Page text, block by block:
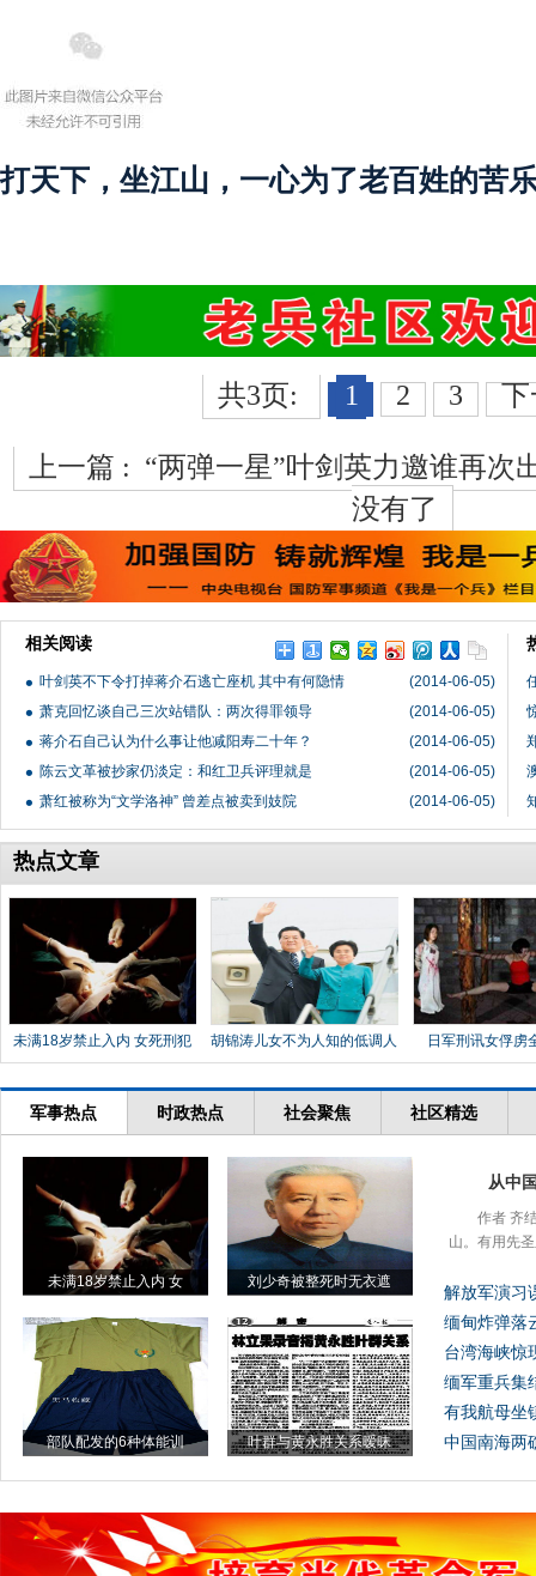
打天下，坐江山，一心为了老百姓的苦
共3页: 1 2 3 下
上一篇 : “两弹一星”叶剑英力邀谁再次
没有了
相关阅读
(2014-06-05)
叶剑英不下令打掉蒋介石逃亡座机 其中有何隐情
(2014-06-05)
萧克回忆谈自己三次站错队：两次得罪领导
(2014-06-05)
蒋介石自己认为什么事让他减阳寿二十年？
(2014-06-05)
陈云文革被抄家仍淡定：和红卫兵评理就是
(2014-06-05)
萧红被称为“文学洛神” 曾差点被卖到妓院
热点文章
未满18岁禁止入内 女死刑犯 胡锦涛儿女不为人知的低调人 日军刑讯女俘虏